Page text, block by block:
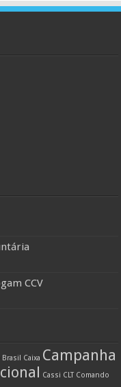
CCV
Brasil Caixa Campanha
Cassi CLT Comando